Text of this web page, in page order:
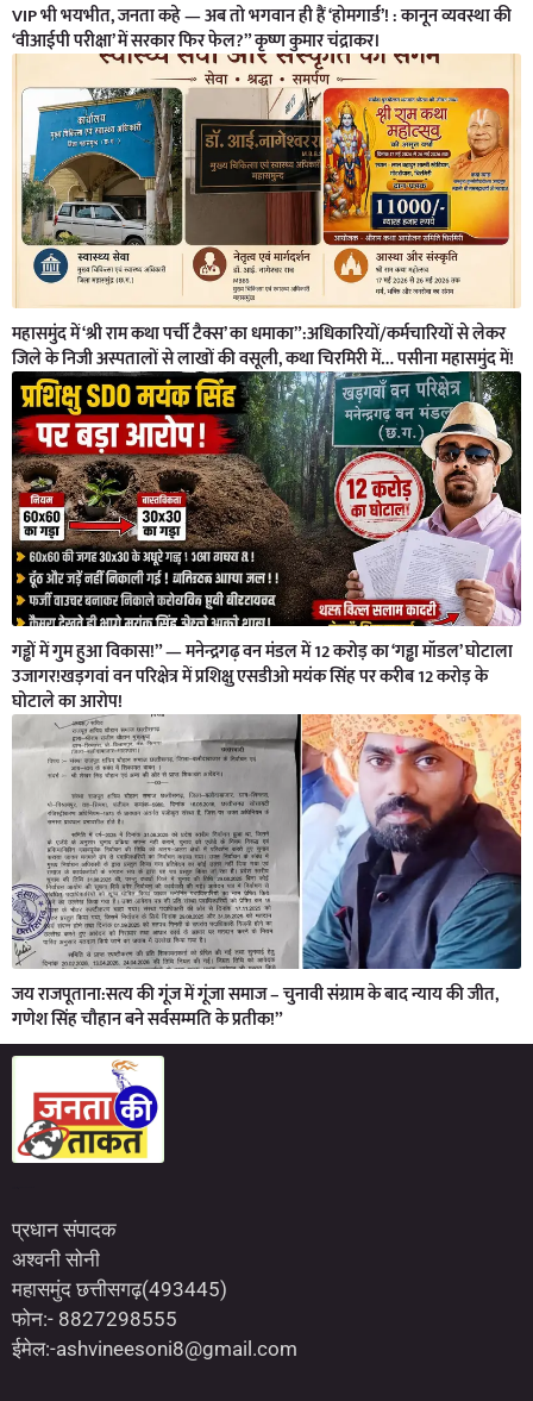
VIP भी भयभीत, जनता कहे — अब तो भगवान ही हैं ‘होमगार्ड’! : कानून व्यवस्था की
‘वीआईपी परीक्षा’ में सरकार फिर फेल?” कृष्ण कुमार चंद्राकर।
महासमुंद में ‘श्री राम कथा पर्ची टैक्स’ का धमाका”:अधिकारियों/कर्मचारियों से लेकर
जिले के निजी अस्पतालों से लाखों की वसूली, कथा चिरमिरी में… पसीना महासमुंद में!
गड्ढों में गुम हुआ विकास!” — मनेन्द्रगढ़ वन मंडल में 12 करोड़ का ‘गड्ढा मॉडल’ घोटाला
उजागर!खड़गवां वन परिक्षेत्र में प्रशिक्षु एसडीओ मयंक सिंह पर करीब 12 करोड़ के
घोटाले का आरोप!
जय राजपूताना:सत्य की गूंज में गूंजा समाज – चुनावी संग्राम के बाद न्याय की जीत,
गणेश सिंह चौहान बने सर्वसम्मति के प्रतीक!”
प्रधान संपादक
अश्वनी सोनी
महासमुंद छत्तीसगढ़(493445)
फोन:- 8827298555
ईमेल:-ashvineesoni8@gmail.com